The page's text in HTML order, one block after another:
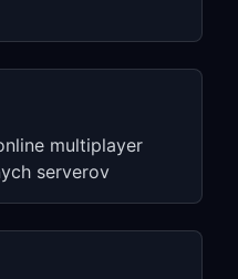
Connection
multiplayer
serverov